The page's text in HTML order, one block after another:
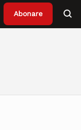
Abonare